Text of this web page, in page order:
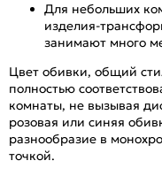
Для небольших
изделия-
занимают много
Цвет обивки, общий
полностью
комнаты, не вызывая
розовая или синяя
разнообразие в
точкой.